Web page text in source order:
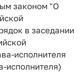
законом "О
в заседании
исполнителя
исполнителя)